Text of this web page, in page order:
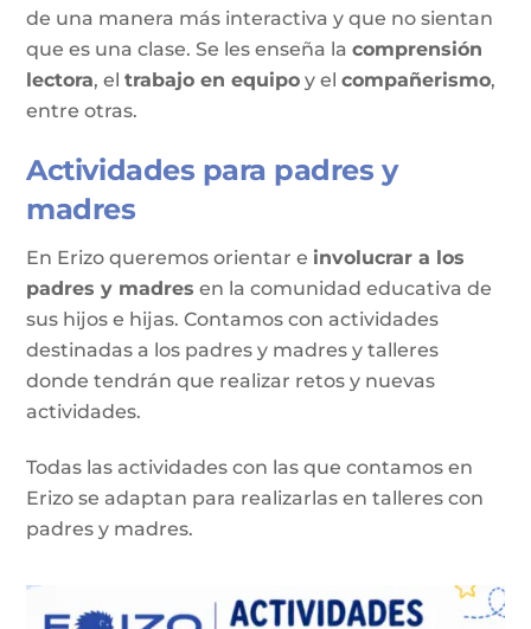
de una manera más interactiva y que no sientan
que es una clase. Se les enseña lacomprensión
lectora, eltrabajo en equipo y elcompañerismo,
entre otras.
Actividades para padres y
madres
En Erizo queremos orientar e involucrar a los
padres y madres en la comunidad educativa de
sus hijos e hijas. Contamos con actividades
destinadas a los padres y madres y talleres
donde tendrán que realizar retos y nuevas
actividades.
Todas las actividades con las que contamos en
Erizo se adaptan para realizarlas en talleres con
padres y madres.